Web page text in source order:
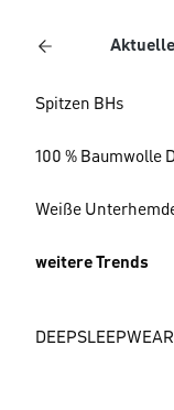
Spitzen BHs
100 % Baumwolle
Weiße
weitere Trends
DEEPSLEEPWEAR